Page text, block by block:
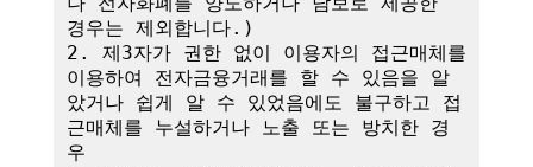
경우는 제외합니다.)
2. 제3자가 권한 없이 이용자의 접근매체를
이용하여 전자금융거래를 할 수 있음을 알
았거나 쉽게 알 수 있었음에도 불구하고 접
근매체를 누설하거나 노출 또는 방치한 경
우